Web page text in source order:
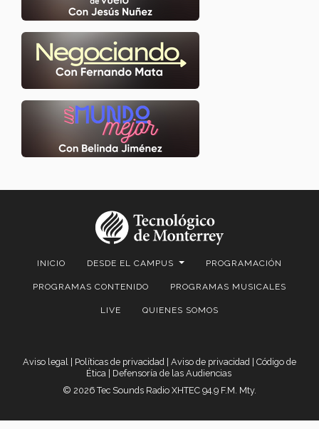
INICIO DESDE EL CAMPUS PROGRAMACIÓN
PROGRAMAS CONTENIDO PROGRAMAS MUSICALES
LIVE QUIENES SOMOS
Aviso legal | Políticas de privacidad | Aviso de privacidad | Código de
Ética | Defensoría de las Audiencias
© 2026 Tec Sounds Radio XHTEC 94.9 F.M. Mty.